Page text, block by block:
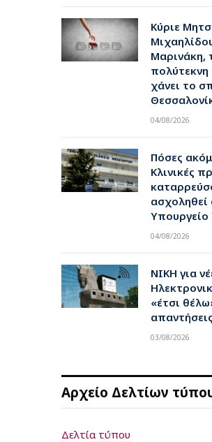
Κύριε
Μαρινάκη,
πολύτεκνη
χάνει το
04/08/2026
Πόσες
Κλινικές
Υπουργείο
04/08/2026
ΝΙΚΗ για
«έτσι
απαντήσεις
03/08/2026
Αρχείο Δελτίων
Δελτία τύπου